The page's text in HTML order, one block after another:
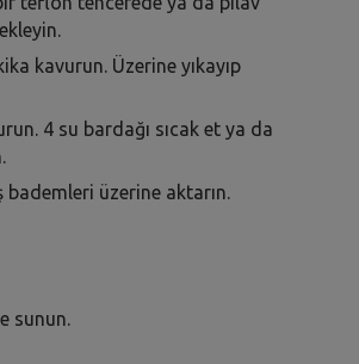
kavurun. Üzerine yıkayıp
4 su bardağı sıcak et ya da
bademleri üzerine aktarın.
sunun.